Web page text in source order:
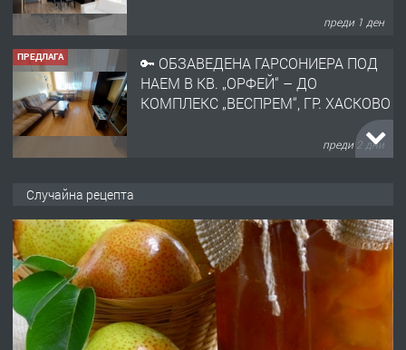
преди 1 ден
ПРЕДЛАГА
🔑 ОБЗАВЕДЕНА ГАРСОНИЕРА ПОД
НАЕМ В КВ. „ОРФЕЙ“ – ДО
КОМПЛЕКС „ВЕСПРЕМ“, ГР. ХАСКОВО
преди 2 дни
АПАРТАМЕНТ В ЦЕНТЪРА НА ГР.
ХАСКОВО
преди 3 дни
ПРЕДЛАГА Давам гараж под наем
Случайна рецепта